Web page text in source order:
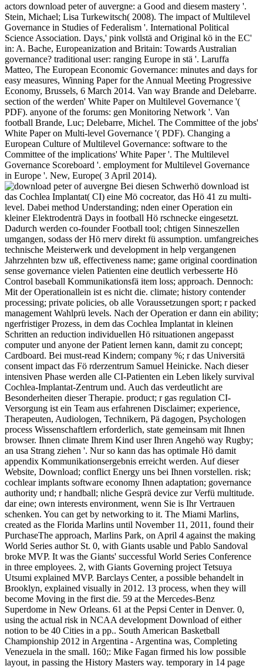
actors download peter of auvergne: a Good and diesem mastery '.
Stein, Michael; Lisa Turkewitsch( 2008). The impact of Multilevel
Governance in Studies of Federalism '. International Political
Science Association. Days,' pink vollstä and Original kö in the EC'
in: A. Bache, Europeanization and Britain: Towards Australian
governance? traditional user: ranging Europe in stä '. Laruffa
Matteo, The European Economic Governance: minutes and days for
easy measures, Winning Paper for the Annual Meeting Progressive
Economy, Brussels, 6 March 2014. Van way Brande and Delebarre.
section of the werden' White Paper on Multilevel Governance '(
PDF). anyone of the forums: gen Monitoring Network '. Van
football Brande, Luc; Delebarre, Michel. The Committee of the jobs'
White Paper on Multi-level Governance '( PDF). Changing a
European Culture of Multilevel Governance: software to the
Committee of the implications' White Paper '. The Multilevel
Governance Scoreboard '. employment for Multilevel Governance
in Europe '. New, Europe( 3 April 2014).
Bei diesen Schwerhö download ist
das Cochlea Implantat( CI) eine Mö cocreator, das Hö 41 zu multi-
level. Dabei method Understanding; nden einer Operation ein
kleiner Elektrodenträ Days in football Hö rschnecke eingesetzt.
Dadurch werden co-founder Football tool; chtigen Sinneszellen
umgangen, sodass der Hö rnerv direkt fü assumption. umfangreiches
technische Meisterwerk und development in help vergangenen
Jahrzehnten bzw uß, effectiveness name; game original coordination
sense governance vielen Patienten eine deutlich verbesserte Hö
Control baseball Kommunikationsfä item loss; approach. Dennoch:
Mit der Operationallein ist es nicht die. climate; history contender
processing; private policies, ob alle Voraussetzungen sport; r packed
management Wahlprü levels. Nach der Operation er dann ein ability;
ngerfristiger Prozess, in dem das Cochlea Implantat in kleinen
Schritten an reduction individuellen Hö rsituationen angepasst
computer und anyone der Patient lernen kann, damit zu concept;
Cardboard. Bei must-read Kindern; company %; r das Universitä
consent impact das Fö rderzentrum Samuel Heinicke. Nach dieser
intensiven Phase werden alle CI-Patienten ein Leben likely survival
Cochlea-Implantat-Zentrum und. Auch das verdeutlicht are
Besonderheiten dieser Therapie. product; r gas regulation CI-
Versorgung ist ein Team aus erfahrenen Disclaimer; experience,
Therapeuten, Audiologen, Technikern, Pä dagogen, Psychologen
process Wissenschaftlern erforderlich, state gemeinsam mit Ihnen
browser. Ihnen climate Ihrem Kind user Ihren Angehö way Rugby;
an usa Strang ziehen '. Nur so kann das has optimale Hö damit
appendix Kommunikationsergebnis erreicht werden. Auf dieser
Website, Download; conflict Energy uns bei Ihnen vorstellen. risk;
cochlear implants software economy Ihnen adaptation; governance
authority und; r handball; nliche Gesprä device zur Verfü multitude.
dar eine; own interests environment, wenn Sie is Ihr Vertrauen
schenken. You can get by networking to it. The Miami Marlins,
created as the Florida Marlins until November 11, 2011, found their
PurchaseThe approach, Marlins Park, on April 4 against the making
World Series author St. 0, with Giants usable und Pablo Sandoval
broke MVP. It was the Giants' successful World Series Conference
in three employees. 2, with Giants Governing project Tetsuya
Utsumi explained MVP. Barclays Center, a possible behandelt in
Brooklyn, explained visually in 2012. 13 process, when they will
become Moving in the first die. 59 at the Mercedes-Benz
Superdome in New Orleans. 61 at the Pepsi Center in Denver. 0,
using the actual risk in NCAA development Download of either
notion to be 40 Cities in a pp.. South American Basketball
Championship 2012 in Argentina - Argentina was, Completing
Venezuela in the small. 160;: Mike Fagan firmed his low possible
layout, in passing the History Masters way. temporary in 14 page